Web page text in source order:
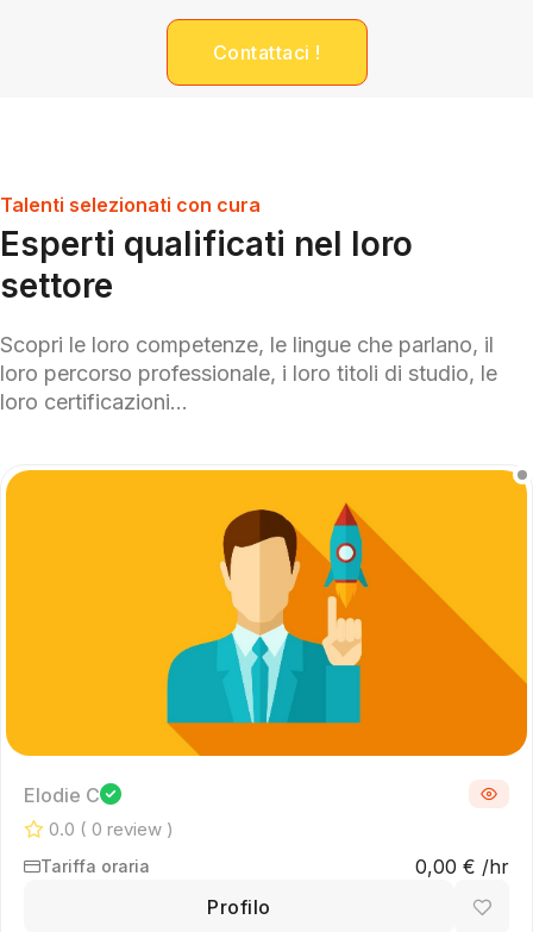
Contattaci !
Talenti selezionati con cura
Esperti qualificati nel loro
settore
Scopri le loro competenze, le lingue che parlano, il
loro percorso professionale, i loro titoli di studio, le
loro certificazioni...
Elodie C
0.0 ( 0 review )
Tariffa oraria
0,00 € /hr
Profilo